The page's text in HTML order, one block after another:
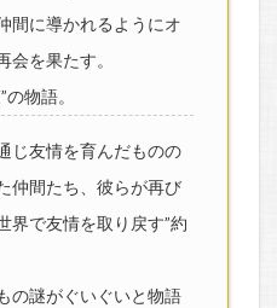
間に導かれるようにオ
会を果たす。
物語。
じ友情を育んだものの
仲間たち、彼らが再び
界で友情を取り戻す”約
の謎がぐいぐいと物語